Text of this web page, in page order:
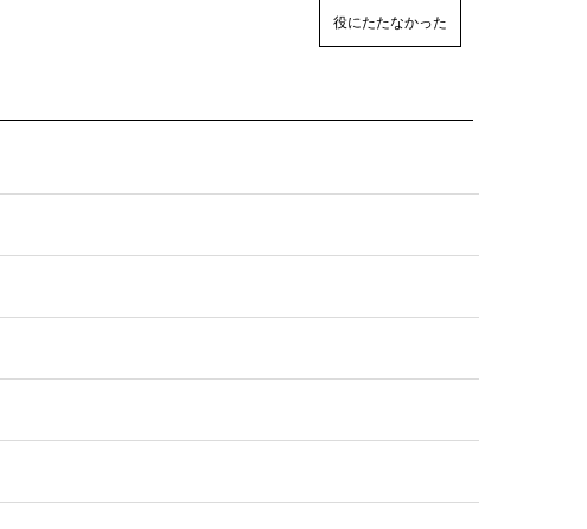
役にたたなかった